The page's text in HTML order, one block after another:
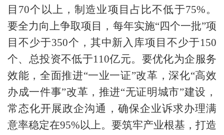
目70个以上，制造业项目占比不低于75%。
要全力向上争取项目，每年实施“四个一批”项
目不少于350个，其中新入库项目不少于150
个、总投资不低于110亿元。要优化为企服务
效能，全面推进“一业一证”改革，深化“高效
办成一件事”改革，推进“无证明城市”建设，
常态化开展政企沟通，确保企业诉求办理满
意率稳定在95%以上。要筑牢产业根基，打造